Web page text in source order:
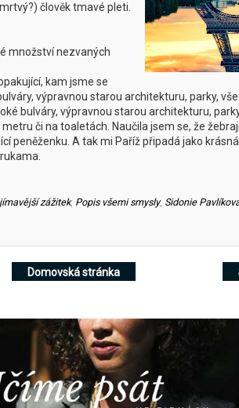
člověk tmavé pleti.
množství nezvaných
kam jsme se
výpravnou starou architekturu, parky,
bulváry, výpravnou starou architekturu,
či na toaletách. Naučila jsem se, že
peněženku. A tak mi Paříž připadá jako
zážitek, Popis všemi smysly, Sidonie
Domovská stránka